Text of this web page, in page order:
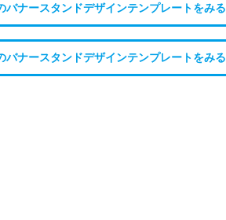
バナースタンドデザインテンプレートをみる
バナースタンドデザインテンプレートをみる